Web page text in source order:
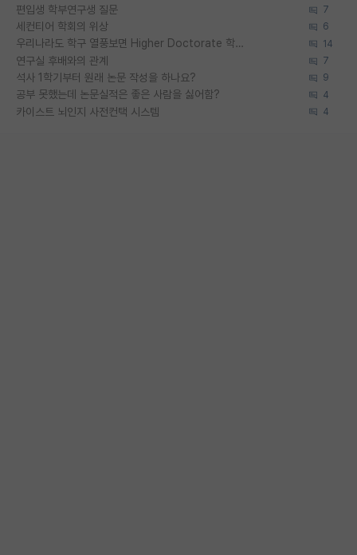
편입생 학부연구생 질문 7
세컨티어 학회의 위상 6
우리나라도 학구 열풍보면 Higher Doctorate 학위가 필요하다고 봅니다. 14
연구실 후배와의 관계 7
석사 1학기부터 원래 논문 작성을 하나요? 9
공부 못했는데 논문실적은 좋은 사람을 싫어함? 4
카이스트 뇌인지 사전컨택 시스템 4